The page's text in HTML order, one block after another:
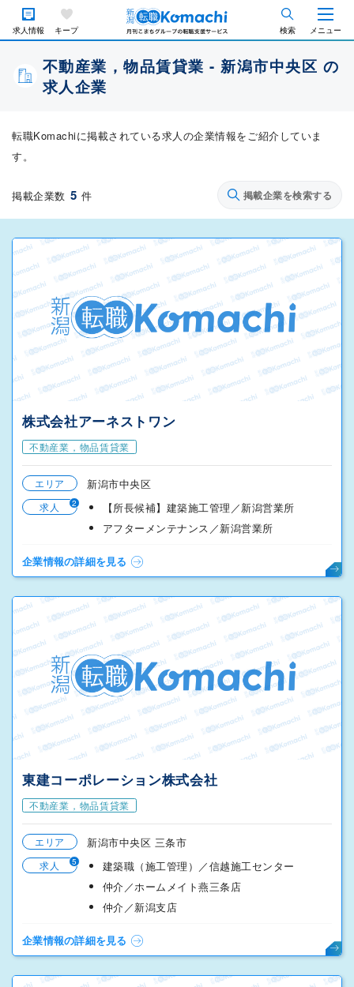
求人情報 キープ 検索 メニュー
不動産業，物品賃貸業 - 新潟市中央区 の
求人企業
転職Komachiに掲載されている求人の企業情報をご紹介していま
す。
掲載企業数 5 件 掲載企業を検索する
株式会社アーネストワン
不動産業，物品賃貸業
エリア 新潟市中央区
求人 2
【所長候補】建築施工管理／新潟営業所
アフターメンテナンス／新潟営業所
企業情報の詳細を見る
東建コーポレーション株式会社
不動産業，物品賃貸業
エリア 新潟市中央区 三条市
求人 5
建築職（施工管理）／信越施工センター
仲介／ホームメイト燕三条店
仲介／新潟支店
企業情報の詳細を見る